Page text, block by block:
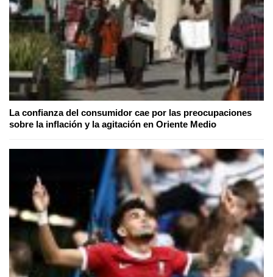
La confianza del consumidor cae por las preocupaciones
sobre la inflación y la agitación en Oriente Medio